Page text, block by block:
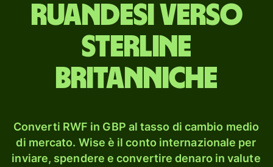
ruandesi verso
sterline
britanniche
Converti RWF in GBP al tasso di cambio medio
di mercato. Wise è il conto internazionale per
inviare, spendere e convertire denaro in valute